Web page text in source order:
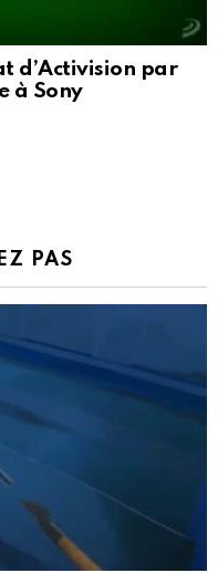
d’Activision par
à Sony
PAS